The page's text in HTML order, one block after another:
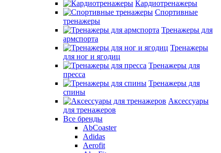
Кардиотренажеры
Спортивные
тренажеры
Тренажеры для
армспорта
Тренажеры
для ног и ягодиц
Тренажеры для
пресса
Тренажеры для
спины
Аксессуары
для тренажеров
Все бренды
AbCoaster
Adidas
Aerofit